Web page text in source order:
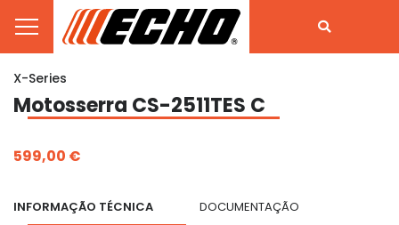
X-Series
Motosserra CS-2511TES C
599,00 €
INFORMAÇÃO TÉCNICA DOCUMENTAÇÃO